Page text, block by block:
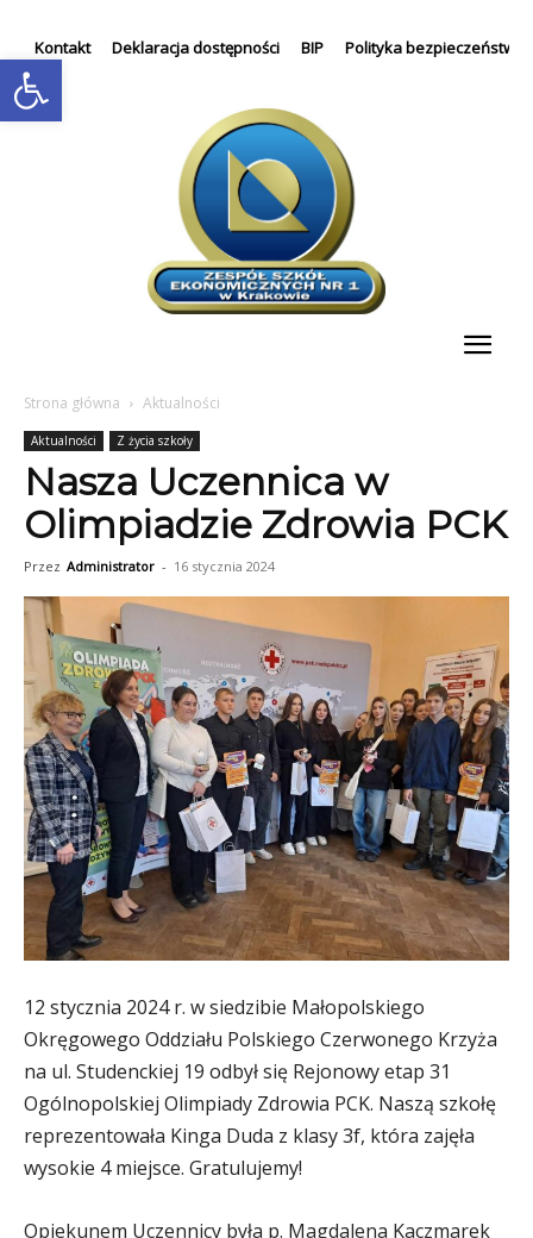
Otwórz pasek narzędzi
Kontakt Deklaracja dostępności BIP Polityka bezpieczeństwa
Strona główna Aktualności
Aktualności Z życia szkoły
Nasza Uczennica w
Olimpiadzie Zdrowia PCK
Przez Administrator - 16 stycznia 2024
12 stycznia 2024 r. w siedzibie Małopolskiego
Okręgowego Oddziału Polskiego Czerwonego Krzyża
na ul. Studenckiej 19 odbył się Rejonowy etap 31
Ogólnopolskiej Olimpiady Zdrowia PCK. Naszą szkołę
reprezentowała Kinga Duda z klasy 3f, która zajęła
wysokie 4 miejsce. Gratulujemy!
Opiekunem Uczennicy była p. Magdalena Kaczmarek